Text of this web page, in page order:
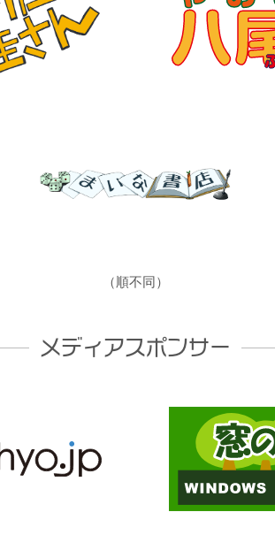
（順不同）
メディアスポンサー